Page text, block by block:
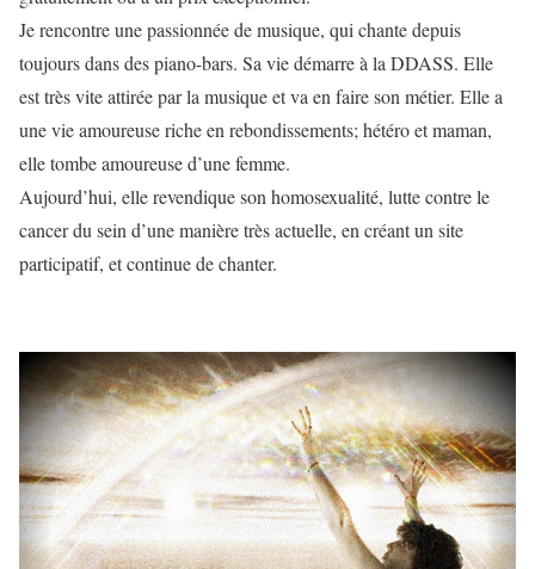
Je rencontre une passionnée de musique, qui chante depuis
toujours dans des piano-bars. Sa vie démarre à la DDASS. Elle
est très vite attirée par la musique et va en faire son métier. Elle a
une vie amoureuse riche en rebondissements; hétéro et maman,
elle tombe amoureuse d’une femme.
Aujourd’hui, elle revendique son homosexualité, lutte contre le
cancer du sein d’une manière très actuelle, en créant un site
participatif, et continue de chanter.